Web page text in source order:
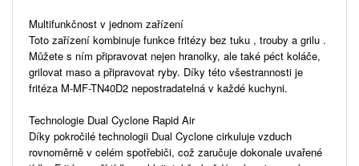
Multifunkčnost v jednom zařízení
Toto zařízení kombinuje funkce fritézy bez tuku , trouby a grilu .
Můžete s ním připravovat nejen hranolky, ale také péct koláče,
grilovat maso a připravovat ryby. Díky této všestrannosti je
fritéza M-MF-TN40D2 nepostradatelná v každé kuchyni.
Technologie Dual Cyclone Rapid Air
Díky pokročilé technologii Dual Cyclone cirkuluje vzduch
rovnoměrně v celém spotřebiči, což zaručuje dokonale uvařené